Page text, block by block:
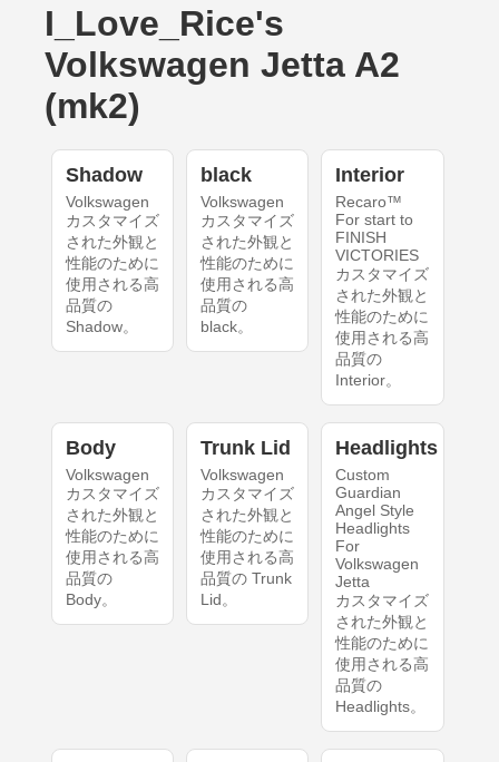
I_Love_Rice's
Volkswagen Jetta A2
(mk2)
Shadow
Volkswagen
カスタマイズ
された外観と
性能のために
使用される高
品質の
Shadow。
black
Volkswagen
カスタマイズ
された外観と
性能のために
使用される高
品質の
black。
Interior
Recaro™
For start to
FINISH
VICTORIES
カスタマイズ
された外観と
性能のために
使用される高
品質の
Interior。
Body
Volkswagen
カスタマイズ
された外観と
性能のために
使用される高
品質の
Body。
Trunk Lid
Volkswagen
カスタマイズ
された外観と
性能のために
使用される高
品質の Trunk
Lid。
Headlights
Custom
Guardian
Angel Style
Headlights
For
Volkswagen
Jetta
カスタマイズ
された外観と
性能のために
使用される高
品質の
Headlights。